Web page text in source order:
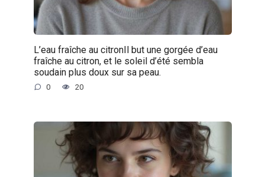
L’eau fraîche au citronIl but une gorgée d’eau
fraîche au citron, et le soleil d’été sembla
soudain plus doux sur sa peau.
0 20